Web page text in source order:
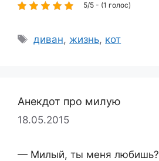
5/5 - (1 голос)
Метки
диван, жизнь, кот
Анекдот про милую
18.05.2015
— Милый, ты меня любишь?